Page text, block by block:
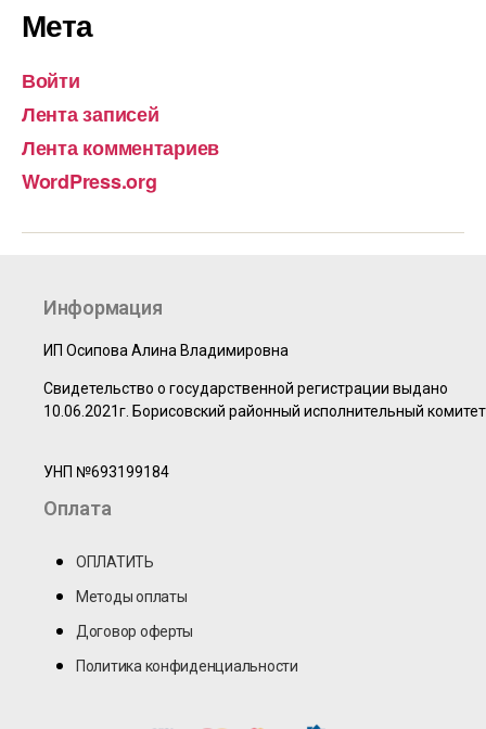
Мета
Войти
Лента записей
Лента комментариев
WordPress.org
Информация
ИП Осипова Алина Владимировна
Свидетельство о государственной регистрации выдано
10.06.2021г. Борисовский районный исполнительный комитет
УНП №693199184
Оплата
ОПЛАТИТЬ
Методы оплаты
Договор оферты
Политика конфиденциальности